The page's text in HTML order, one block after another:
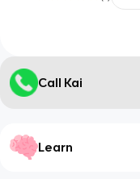
Call Kai
Learn